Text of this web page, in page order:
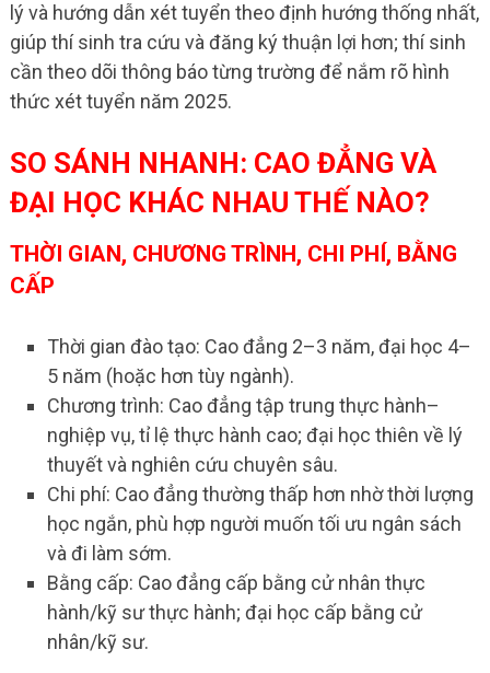
lý và hướng dẫn xét tuyển theo định hướng thống nhất,
giúp thí sinh tra cứu và đăng ký thuận lợi hơn; thí sinh
cần theo dõi thông báo từng trường để nắm rõ hình
thức xét tuyển năm 2025.
SO SÁNH NHANH: CAO ĐẲNG VÀ
ĐẠI HỌC KHÁC NHAU THẾ NÀO?
THỜI GIAN, CHƯƠNG TRÌNH, CHI PHÍ, BẰNG
CẤP
Thời gian đào tạo: Cao đẳng 2–3 năm, đại học 4–
5 năm (hoặc hơn tùy ngành).
Chương trình: Cao đẳng tập trung thực hành–
nghiệp vụ, tỉ lệ thực hành cao; đại học thiên về lý
thuyết và nghiên cứu chuyên sâu.
Chi phí: Cao đẳng thường thấp hơn nhờ thời lượng
học ngắn, phù hợp người muốn tối ưu ngân sách
và đi làm sớm.
Bằng cấp: Cao đẳng cấp bằng cử nhân thực
hành/kỹ sư thực hành; đại học cấp bằng cử
nhân/kỹ sư.